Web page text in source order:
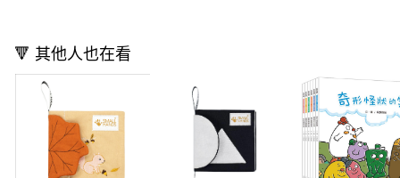
🔻 其他人也在看